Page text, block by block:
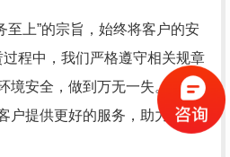
至上”的宗旨，始终将客户的安
程中，我们严格遵守相关规章
境安全，做到万无一失。我们相
户提供更好的服务，助力工程建